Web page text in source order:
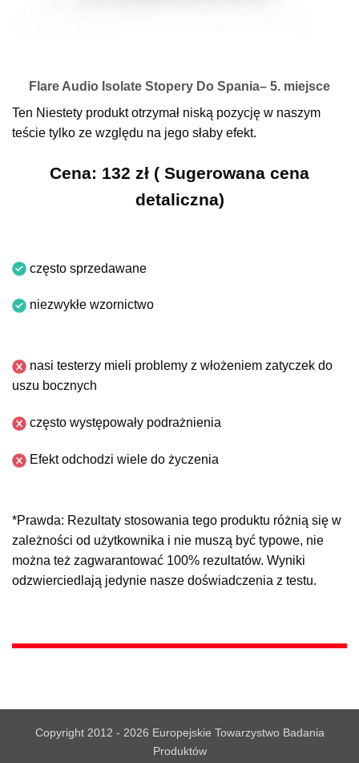
Flare Audio Isolate Stopery Do Spania– 5. miejsce
Ten Niestety produkt otrzymał niską pozycję w naszym
teście tylko ze względu na jego słaby efekt.
Cena: 132 zł ( Sugerowana cena
detaliczna)
często sprzedawane
niezwykłe wzornictwo
nasi testerzy mieli problemy z włożeniem zatyczek do
uszu bocznych
często występowały podrażnienia
Efekt odchodzi wiele do życzenia
*Prawda: Rezultaty stosowania tego produktu różnią się w
zależności od użytkownika i nie muszą być typowe, nie
można też zagwarantować 100% rezultatów. Wyniki
odzwierciedlają jedynie nasze doświadczenia z testu.
Copyright 2012 - 2026 Europejskie Towarzystwo Badania
Produktów